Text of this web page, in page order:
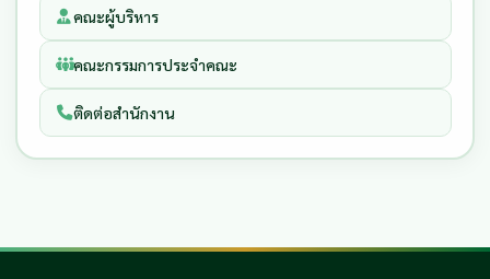
คณะผู้บริหาร
คณะกรรมการประจำคณะ
ติดต่อสำนักงาน